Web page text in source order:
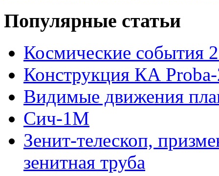
Популярные статьи
Космические события
Конструкция КА
Видимые движения
Сич-1М
Зенит-телескоп,
зенитная труба